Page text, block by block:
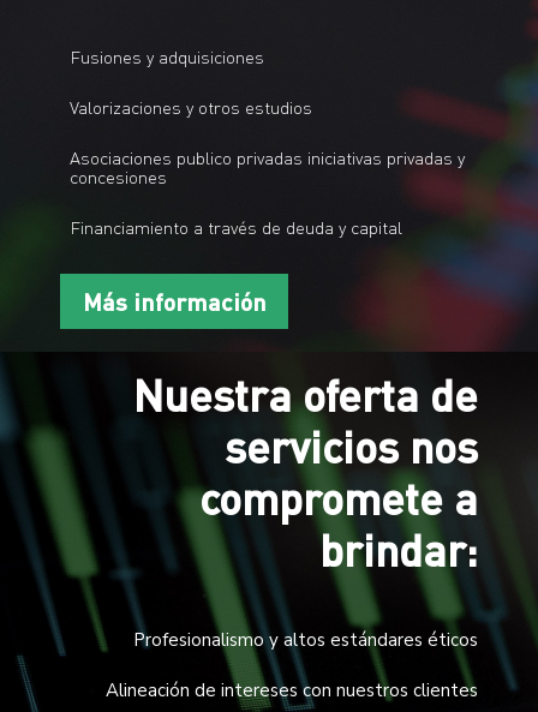
Fusiones y adquisiciones
Valorizaciones y otros estudios
Asociaciones publico privadas iniciativas privadas y
concesiones
Financiamiento a través de deuda y capital
Más información
Nuestra oferta de
servicios nos
compromete a
brindar:
Profesionalismo y altos estándares éticos
Alineación de intereses con nuestros clientes